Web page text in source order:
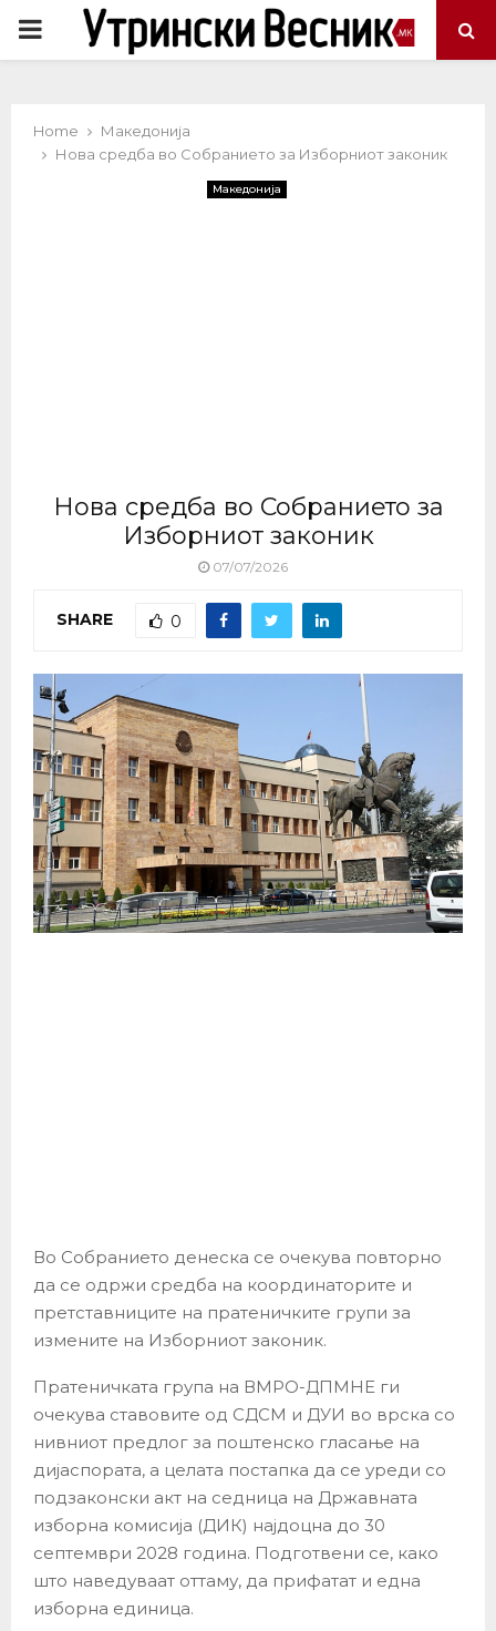
PRIMARY
Home
Македонија
Нова средба во Собранието за Изборниот законик
Македонија
Нова средба во Собранието за
Изборниот законик
07/07/2026
SHARE 0
Во Собранието денеска се очекува повторно
да се одржи средба на координаторите и
претставниците на пратеничките групи за
измените на Изборниот законик.
Пратеничката група на ВМРО-ДПМНЕ ги
очекува ставовите од СДСМ и ДУИ во врска со
нивниот предлог за поштенско гласање на
дијаспората, а целата постапка да се уреди со
подзаконски акт на седница на Државната
изборна комисија (ДИК) најдоцна до 30
септември 2028 година. Подготвени се, како
што наведуваат оттаму, да прифатат и една
изборна единица.